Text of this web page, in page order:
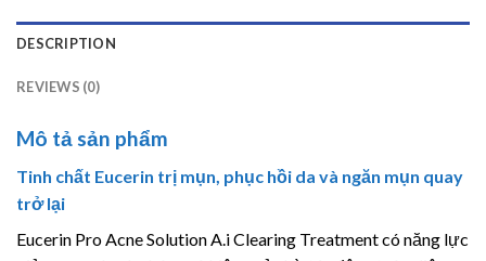
DESCRIPTION
REVIEWS (0)
Mô tả sản phẩm
Tinh chất Eucerin trị mụn, phục hồi da và ngăn mụn quay
trở lại
Eucerin Pro Acne Solution A.i Clearing Treatment có năng lực